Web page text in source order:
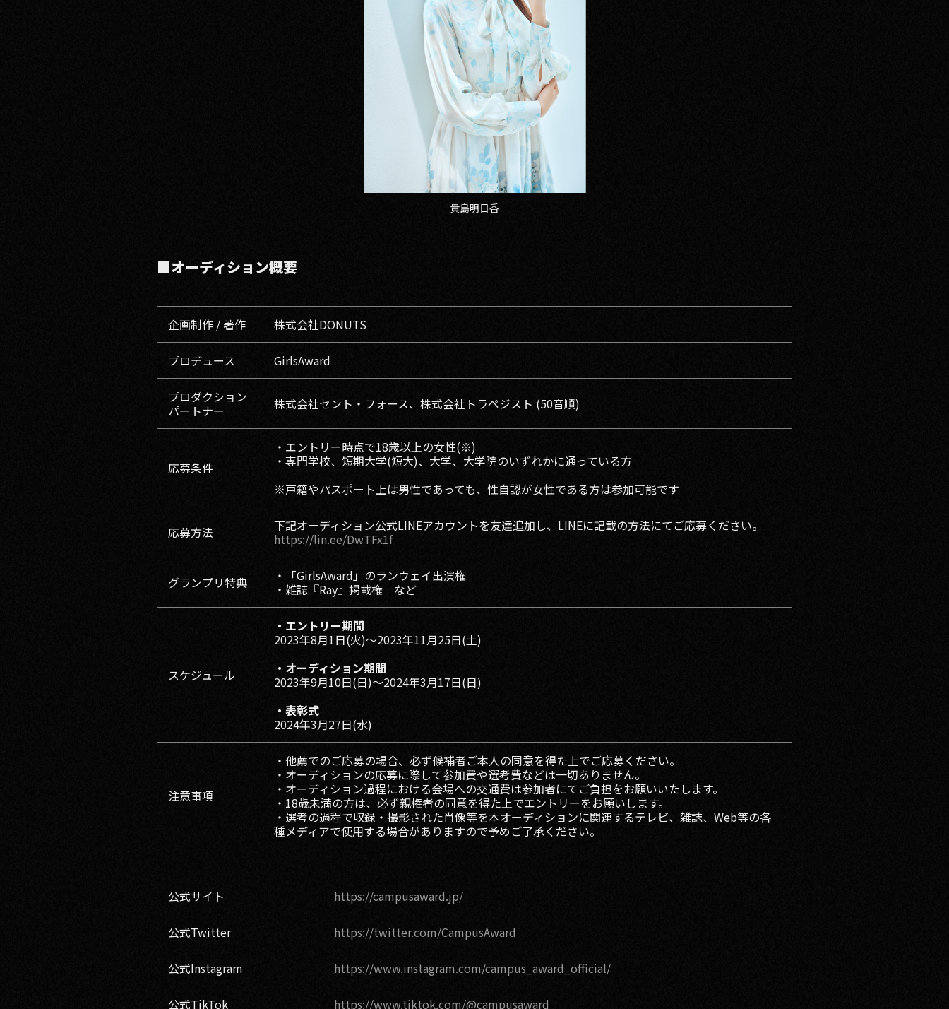
貴島明日香
■オーディション概要
企画制作 / 著作 株式会社DONUTS
プロデュース GirlsAward
プロダクション
パートナー
株式会社セント・フォース、株式会社トラペジスト (50音順)
応募条件
・エントリー時点で18歳以上の女性(※)
・専門学校、短期大学(短大)、大学、大学院のいずれかに通っている方
※戸籍やパスポート上は男性であっても、性自認が女性である方は参加可能です
応募方法
下記オーディション公式LINEアカウントを友達追加し、LINEに記載の方法にてご応募ください。
https://lin.ee/DwTFx1f
グランプリ特典
・「GirlsAward」のランウェイ出演権
・雑誌『Ray』掲載権 など
スケジュール
・エントリー期間
2023年8月1日(火)〜2023年11月25日(土)
・オーディション期間
2023年9月10日(日)〜2024年3月17日(日)
・表彰式
2024年3月27日(水)
注意事項
・他薦でのご応募の場合、必ず候補者ご本人の同意を得た上でご応募ください。
・オーディションの応募に際して参加費や選考費などは一切ありません。
・オーディション過程における会場への交通費は参加者にてご負担をお願いいたします。
・18歳未満の方は、必ず親権者の同意を得た上でエントリーをお願いします。
・選考の過程で収録・撮影された肖像等を本オーディションに関連するテレビ、雑誌、Web等の各
種メディアで使用する場合がありますので予めご了承ください。
公式サイト https://campusaward.jp/
公式Twitter https://twitter.com/CampusAward
公式Instagram https://www.instagram.com/campus_award_official/
公式TikTok https://www.tiktok.com/@campusaward